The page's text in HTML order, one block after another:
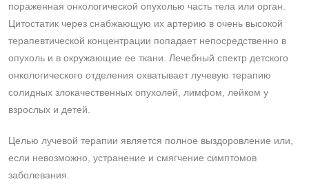
пораженная онкологической опухолью часть тела или орган.
Цитостатик через снабжающую их артерию в очень высокой
терапевтической концентрации попадает непосредственно в
опухоль и в окружающие ее ткани. Лечебный спектр детского
онкологического отделения охватывает лучевую терапию
солидных злокачественных опухолей, лимфом, лейком у
взрослых и детей.
Целью лучевой терапии является полное выздоровление или,
если невозможно, устранение и смягчение симптомов
заболевания.